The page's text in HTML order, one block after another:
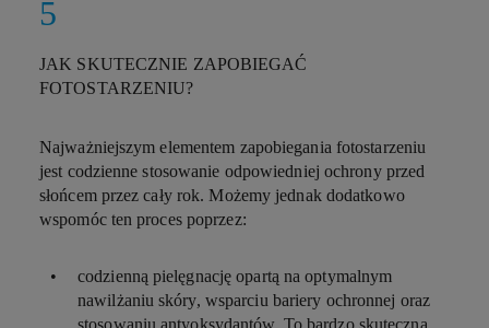
JAK SKUTECZNIE ZAPOBIEGAĆ
FOTOSTARZENIU?
Najważniejszym elementem zapobiegania fotostarzeniu
jest codzienne stosowanie odpowiedniej ochrony przed
słońcem przez cały rok. Możemy jednak dodatkowo
wspomóc ten proces poprzez:
codzienną pielęgnację opartą na optymalnym
nawilżaniu skóry, wsparciu bariery ochronnej oraz